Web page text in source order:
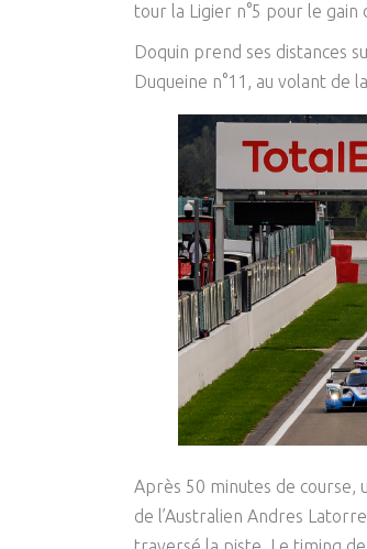
tour la Ligier n°5 pour le
Doquin prend ses distances
Duqueine n°11, au volant de
Après 50 minutes de course,
de l’Australien Andres